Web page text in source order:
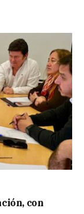
con